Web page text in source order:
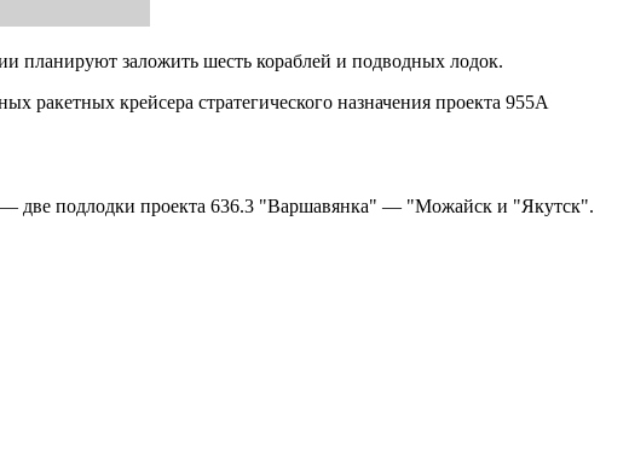
планируют заложить шесть кораблей и подводных лодок.
ракетных крейсера стратегического назначения проекта 955А
подлодки проекта 636.3 "Варшавянка" — "Можайск и "Якутск".